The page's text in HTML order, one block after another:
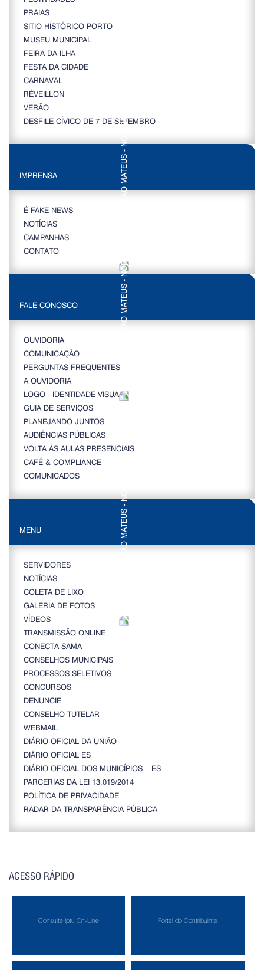
PRAIAS
SITIO HISTÓRICO PORTO
MUSEU MUNICIPAL
FEIRA DA ILHA
FESTA DA CIDADE
CARNAVAL
RÉVEILLON
VERÃO
DESFILE CÍVICO DE 7 DE SETEMBRO
IMPRENSA
É FAKE NEWS
NOTÍCIAS
CAMPANHAS
CONTATO
FALE CONOSCO
OUVIDORIA
COMUNICAÇÃO
PERGUNTAS FREQUENTES
A OUVIDORIA
LOGO - IDENTIDADE VISUAL
GUIA DE SERVIÇOS
PLANEJANDO JUNTOS
AUDIÊNCIAS PÚBLICAS
VOLTA ÀS AULAS PRESENCIAIS
CAFÉ & COMPLIANCE
COMUNICADOS
MENU
SERVIDORES
NOTÍCIAS
COLETA DE LIXO
GALERIA DE FOTOS
VÍDEOS
TRANSMISSÃO ONLINE
CONECTA SAMA
CONSELHOS MUNICIPAIS
PROCESSOS SELETIVOS
CONCURSOS
DENUNCIE
CONSELHO TUTELAR
WEBMAIL
DIÁRIO OFICIAL DA UNIÃO
DIÁRIO OFICIAL ES
DIÁRIO OFICIAL DOS MUNICÍPIOS – ES
PARCERIAS DA LEI 13.019/2014
POLÍTICA DE PRIVACIDADE
RADAR DA TRANSPARÊNCIA PÚBLICA
ACESSO RÁPIDO
Consulte Iptu On-Line Portal do Contribuinte